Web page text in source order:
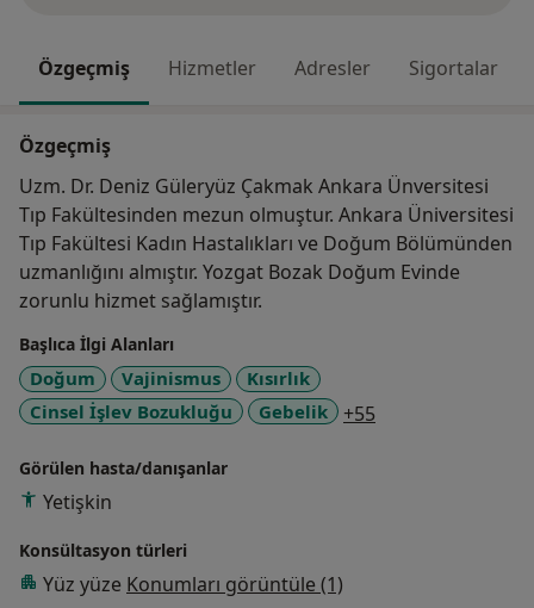
Özgeçmiş Hizmetler Adresler Sigortalar
Özgeçmiş
Uzm. Dr. Deniz Güleryüz Çakmak Ankara Ünversitesi
Tıp Fakültesinden mezun olmuştur. Ankara Üniversitesi
Tıp Fakültesi Kadın Hastalıkları ve Doğum Bölümünden
uzmanlığını almıştır. Yozgat Bozak Doğum Evinde
zorunlu hizmet sağlamıştır.
Başlıca İlgi Alanları
Doğum Vajinismus
Kısırlık
Cinsel İşlev Bozukluğu
Gebelik +55
Görülen hasta/danışanlar
Yetişkin
Konsültasyon türleri
Yüz yüze Konumları görüntüle (1)